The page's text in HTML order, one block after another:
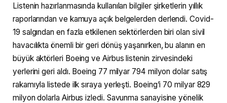
Listenin hazırlanmasında kullanılan bilgiler şirketlerin yıllık
raporlarından ve kamuya açık belgelerden derlendi. Covid-
19 salgından en fazla etkilenen sektörlerden biri olan sivil
havacılıkta önemli bir geri dönüş yaşanırken, bu alanın en
büyük aktörleri Boeing ve Airbus listenin zirvesindeki
yerlerini geri aldı. Boeing 77 milyar 794 milyon dolar satış
rakamıyla listede ilk sıraya yerleşti. Boeing’i 70 milyar 829
milyon dolarla Airbus izledi. Savunma sanayisine yönelik